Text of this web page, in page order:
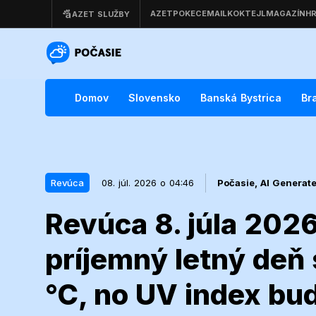
Domov Slovensko Banská Bystrica
Revúca 08. júl. 2026 o 04:46 Počasie, AI
Revúca 8. júla
príjemný letný deň
°C, no UV index
Revúca
Revúca 8.